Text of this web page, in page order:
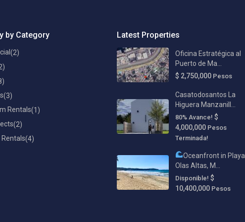
by Category
(2)
(3)
Rentals(1)
(2)
(4)
Latest Properties
Oficina Estratégica al
Puerto de Ma...
$ 2,750,000 Pesos
Casatodosantos La
Higuera Manzanill...
80% Avance! $
4,000,000 Pesos
Terminada!
Oceanfront in Playa
Olas Altas, M...
Disponible! $
10,400,000 Pesos